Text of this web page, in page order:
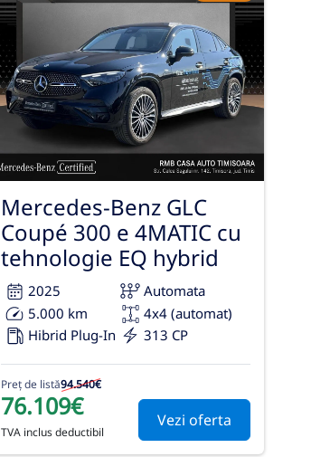
Mercedes-Benz GLC
Coupé 300 e 4MATIC cu
tehnologie EQ hybrid
2025
Automata
5.000 km
4x4 (automat)
Hibrid Plug-In
313 CP
Preț de listă94.540€
76.109€
TVA inclus deductibil
Vezi oferta